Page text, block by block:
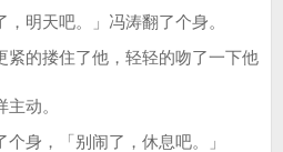
明天吧。」冯涛翻了个身。
的搂住了他，轻轻的吻了一下他
动。
身，「别闹了，休息吧。」